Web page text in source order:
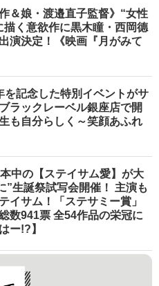
＆娘・渡邉直子監督》“女性
描く意欲作に黒木瞳・西岡德
演決定！《映画『月がみて
を記念した特別イベントがサ
ラックレーベル銀座店で開
も自分らしく～笑顔あふれ
本中の【ステイサム愛】が大
”生誕祭試写会開催！ 主演も
イサム！「ステサミー賞」
数941票 全54作品の栄冠に
ー!?】